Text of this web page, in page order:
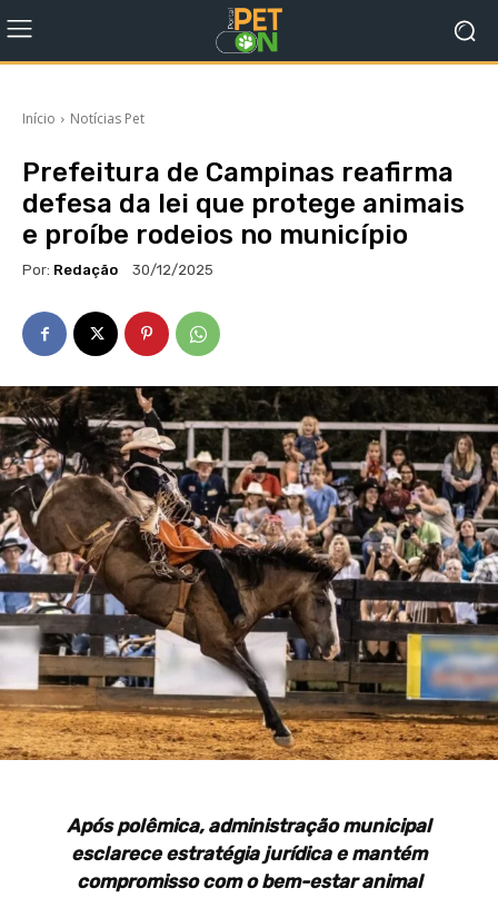
Início Notícias Pet
Prefeitura de Campinas reafirma
defesa da lei que protege animais
e proíbe rodeios no município
Por: Redação 30/12/2025
Após polêmica, administração municipal
esclarece estratégia jurídica e mantém
compromisso com o bem-estar animal